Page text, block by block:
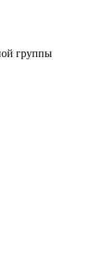
группы